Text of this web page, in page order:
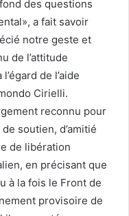
des questions
a fait savoir
notre geste et
de l’attitude
de l’aide
Cirielli.
reconnu pour
soutien, d’amitié
de libération
en précisant que
à la fois le Front de
provisoire de